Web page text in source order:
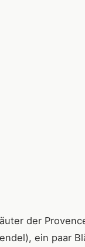
der
ein paar